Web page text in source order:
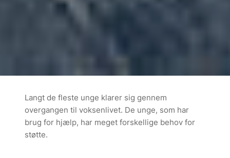
Langt de fleste unge klarer sig gennem
overgangen til voksenlivet. De unge, som har
brug for hjælp, har meget forskellige behov for
støtte.